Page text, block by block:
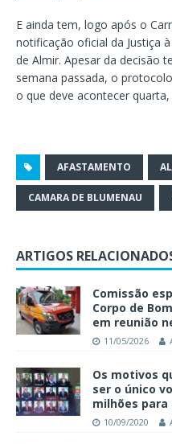
E ainda tem, logo após o
notificação oficial da Justiça
de Almir. Apesar da decisão
semana passada, o
o que deve acontecer
AFASTAMENTO
CAMARA DE BLUMENAU
ARTIGOS
Comissão
Corpo de
em reunião
11/05/2026
Os motivos
ser o único
milhões para
10/09/2020